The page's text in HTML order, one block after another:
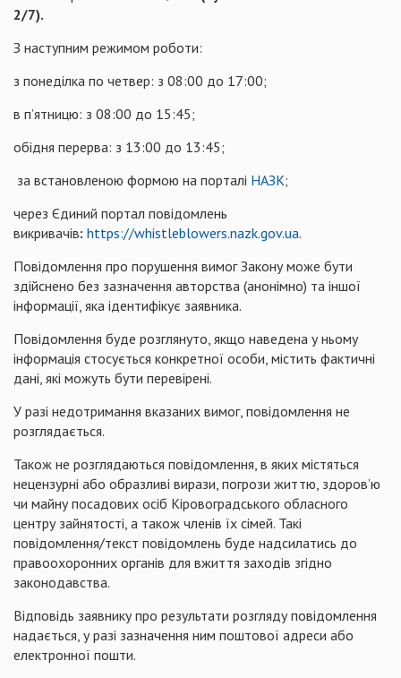
2/7).
З наступним режимом роботи:
з понеділка по четвер: з 08:00 до 17:00;
в п’ятницю: з 08:00 до 15:45;
обідня перерва: з 13:00 до 13:45;
за встановленою формою на порталі НАЗК;
через Єдиний портал повідомлень
викривачів: https://whistleblowers.nazk.gov.ua.
Повідомлення про порушення вимог Закону може бути
здійснено без зазначення авторства (анонімно) та іншої
інформації, яка ідентифікує заявника.
Повідомлення буде розглянуто, якщо наведена у ньому
інформація стосується конкретної особи, містить фактичні
дані, які можуть бути перевірені.
У разі недотримання вказаних вимог, повідомлення не
розглядається.
Також не розглядаються повідомлення, в яких містяться
нецензурні або образливі вирази, погрози життю, здоров’ю
чи майну посадових осіб Кіровоградського обласного
центру зайнятості, а також членів їх сімей. Такі
повідомлення/текст повідомлень буде надсилатись до
правоохоронних органів для вжиття заходів згідно
законодавства.
Відповідь заявнику про результати розгляду повідомлення
надається, у разі зазначення ним поштової адреси або
електронної пошти.